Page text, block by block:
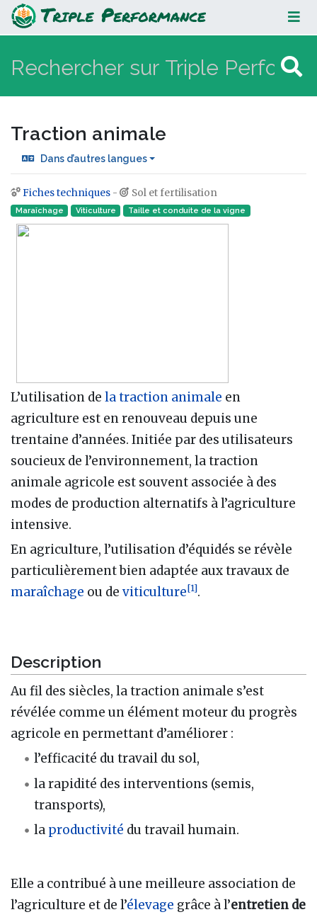
Traction animale
Traction animale
Dans d’autres langues
Aller à :navigation,rechercher
Fiches techniques - Sol et fertilisation
Maraîchage Viticulture Taille et conduite de la vigne
L’utilisation de la traction animale en
agriculture est en renouveau depuis une
trentaine d’années. Initiée par des utilisateurs
soucieux de l’environnement, la traction
animale agricole est souvent associée à des
modes de production alternatifs à l’agriculture
intensive.
En agriculture, l’utilisation d’équidés se révèle
particulièrement bien adaptée aux travaux de
maraîchage ou de viticulture[1].
Description
Au fil des siècles, la traction animale s’est
révélée comme un élément moteur du progrès
agricole en permettant d’améliorer :
l’efficacité du travail du sol,
la rapidité des interventions (semis,
transports),
la productivité du travail humain.
Elle a contribué à une meilleure association de
l’agriculture et de l’élevage grâce à l’entretien de